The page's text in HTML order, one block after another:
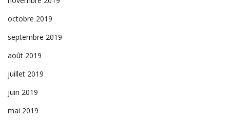
octobre 2019
septembre 2019
août 2019
juillet 2019
juin 2019
mai 2019